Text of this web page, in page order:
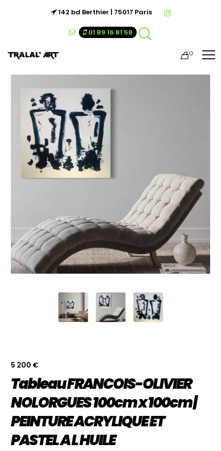
142 bd Berthier | 75017 Paris
01 89 16 81 58
0
5 200 €
Tableau FRANCOIS-OLIVIER
NOLORGUES 100cm x 100cm |
PEINTURE ACRYLIQUE ET
PASTEL A L HUILE